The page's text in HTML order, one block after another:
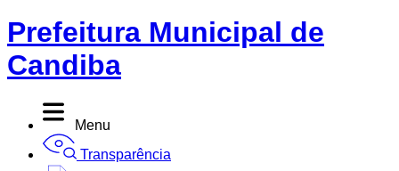
Prefeitura Municipal de
Candiba
Menu
Transparência